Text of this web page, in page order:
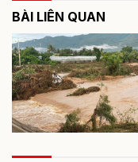
BÀI LIÊN QUAN